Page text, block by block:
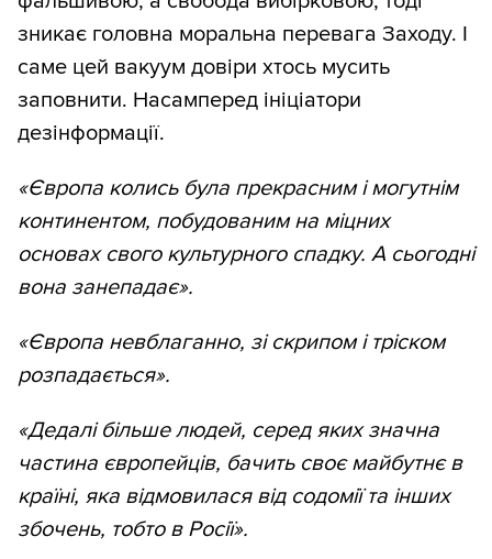
зникає головна моральна перевага Заходу. І
саме цей вакуум довіри хтось мусить
заповнити. Насамперед ініціатори
дезінформації.
«Європа колись була прекрасним і могутнім
континентом, побудованим на міцних
основах свого культурного спадку. А сьогодні
вона занепадає».
«Європа невблаганно, зі скрипом і тріском
розпадається».
«Дедалі більше людей, серед яких значна
частина європейців, бачить своє майбутнє в
країні, яка відмовилася від содомії та інших
збочень, тобто в Росії».